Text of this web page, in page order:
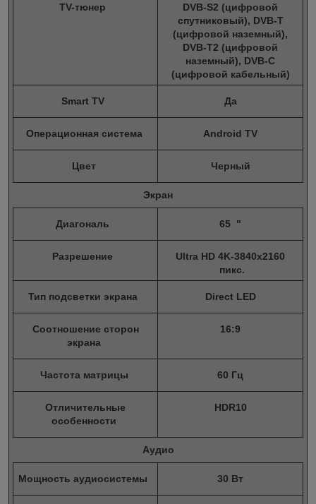
TV-тюнер
DVB-S2 (цифровой
спутниковый), DVB-T
(цифровой наземный),
DVB-T2 (цифровой
наземный), DVB-С
(цифровой кабельный)
Smart TV Да
Операционная система Android TV
Цвет Черный
Экран
Диагональ 65 "
Разрешение
Ultra HD 4K-3840x2160
пикс.
Тип подсветки экрана Direct LED
Соотношение сторон
экрана
16:9
Частота матрицы 60 Гц
Отличительные
особенности
HDR10
Аудио
Мощность аудиосистемы 30 Вт